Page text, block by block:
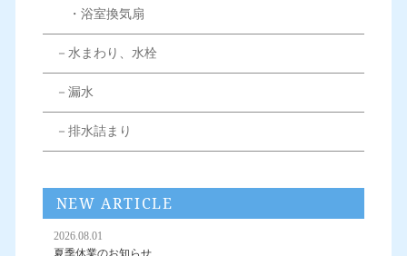
・浴室換気扇
－水まわり、水栓
－漏水
－排水詰まり
NEW ARTICLE
2026.08.01
夏季休業のお知らせ